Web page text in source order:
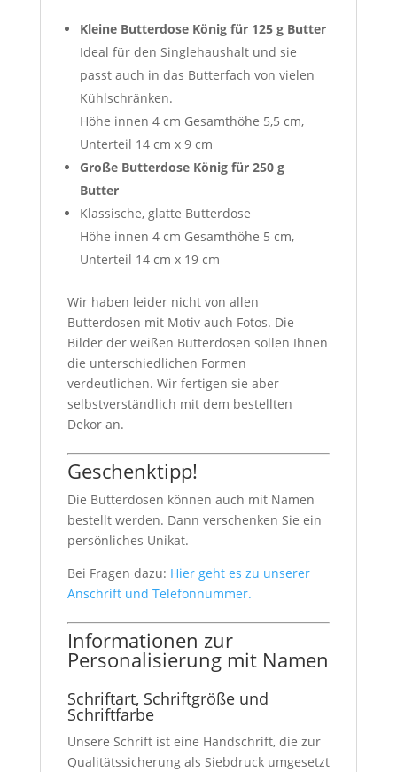
Kleine Butterdose König für 125 g Butter
Ideal für den Singlehaushalt und sie
passt auch in das Butterfach von vielen
Kühlschränken.
Höhe innen 4 cm Gesamthöhe 5,5 cm,
Unterteil 14 cm x 9 cm
Große Butterdose König für 250 g
Butter
Klassische, glatte Butterdose
Höhe innen 4 cm Gesamthöhe 5 cm,
Unterteil 14 cm x 19 cm
Wir haben leider nicht von allen
Butterdosen mit Motiv auch Fotos. Die
Bilder der weißen Butterdosen sollen Ihnen
die unterschiedlichen Formen
verdeutlichen. Wir fertigen sie aber
selbstverständlich mit dem bestellten
Dekor an.
Geschenktipp!
Die Butterdosen können auch mit Namen
bestellt werden. Dann verschenken Sie ein
persönliches Unikat.
Bei Fragen dazu: Hier geht es zu unserer
Anschrift und Telefonnummer.
Informationen zur
Personalisierung mit Namen
Schriftart, Schriftgröße und
Schriftfarbe
Unsere Schrift ist eine Handschrift, die zur
Qualitätssicherung als Siebdruck umgesetzt